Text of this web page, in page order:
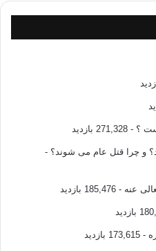
؟ - 271,328 بازدید
و چرا قتل عام می شوند؟ -
عنه - 185,476 بازدید
- 173,615 بازدید